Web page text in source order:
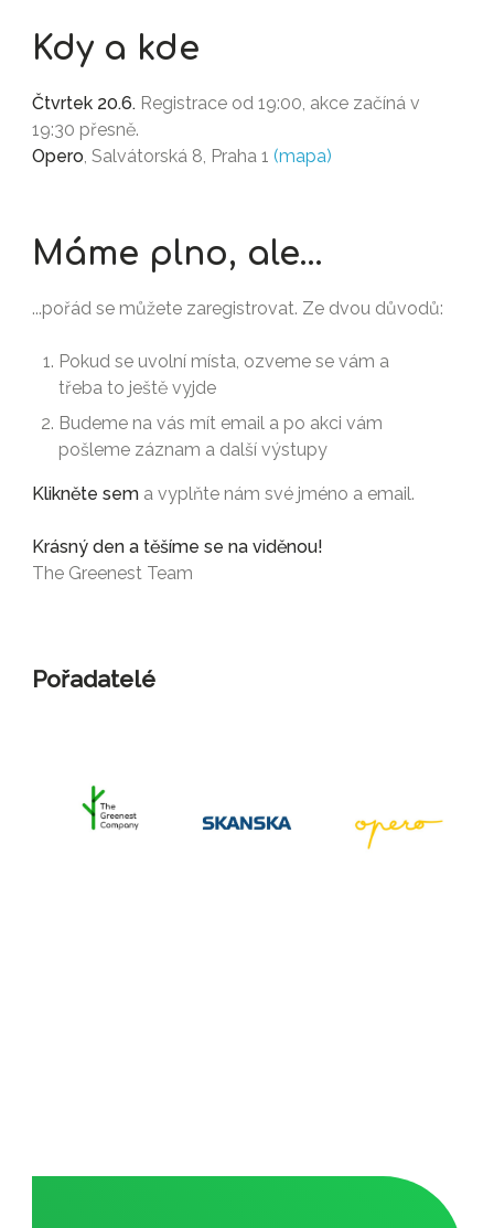
Kdy a kde
Čtvrtek 20.6. Registrace od 19:00, akce začíná v
19:30 přesně.
Opero , Salvátorská 8, Praha 1 (mapa)
Máme plno, ale...
...pořád se můžete zaregistrovat. Ze dvou důvodů:
Pokud se uvolní místa, ozveme se vám a
třeba to ještě vyjde
Budeme na vás mít email a po akci vám
pošleme záznam a další výstupy
Klikněte sem a vyplňte nám své jméno a email.
Krásný den a těšíme se na viděnou!
The Greenest Team
Pořadatelé